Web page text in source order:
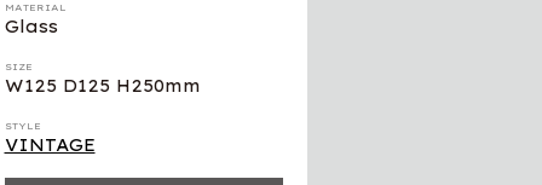
MATERIAL
Glass
SIZE
W125 D125 H250mm
STYLE
VINTAGE